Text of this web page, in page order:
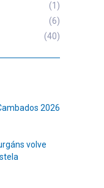
(1)
(6)
(40)
2026
volve